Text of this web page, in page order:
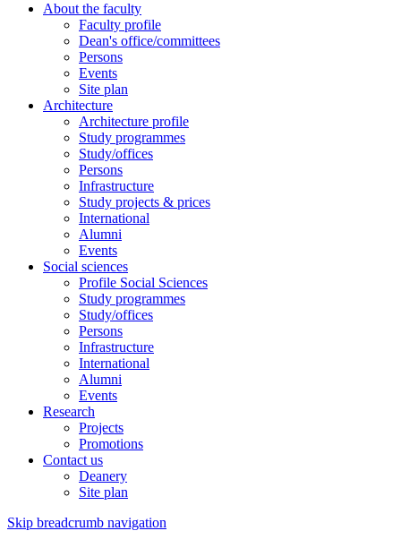
About the faculty
Faculty profile
Dean's office/committees
Persons
Events
Site plan
Architecture
Architecture profile
Study programmes
Study/offices
Persons
Infrastructure
Study projects & prices
International
Alumni
Events
Social sciences
Profile Social Sciences
Study programmes
Study/offices
Persons
Infrastructure
International
Alumni
Events
Research
Projects
Promotions
Contact us
Deanery
Site plan
Skip breadcrumb navigation